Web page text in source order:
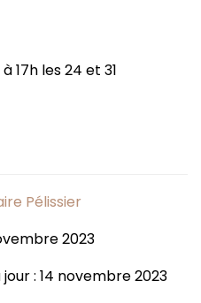
17h les 24 et 31
Pélissier
2023
: 14 novembre 2023